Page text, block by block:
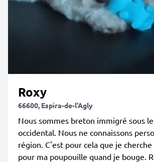
Roxy
66600, Espira-de-l'Agly
Nous sommes breton immigré sous
occidental. Nous ne connaissons
région. C'est pour cela que je
pour ma poupouille quand je bouge.